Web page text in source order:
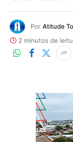
Por Atitude
2 minutos de